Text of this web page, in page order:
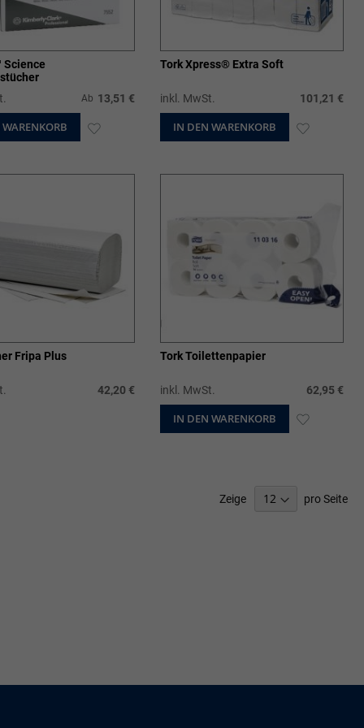
Science
Ab 13,51 €
Tork Xpress® Extra Soft
inkl. MwSt. 101,21 €
IN DEN WARENKORB
Fripa Plus
42,20 €
Tork Toilettenpapier
inkl. MwSt. 62,95 €
IN DEN WARENKORB
Zeige pro Seite